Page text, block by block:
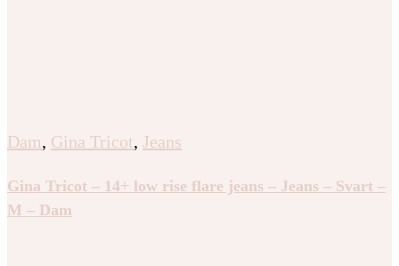
Dam, Gina Tricot, Jeans
Gina Tricot – 14+ low rise flare jeans – Jeans – Svart –
M – Dam